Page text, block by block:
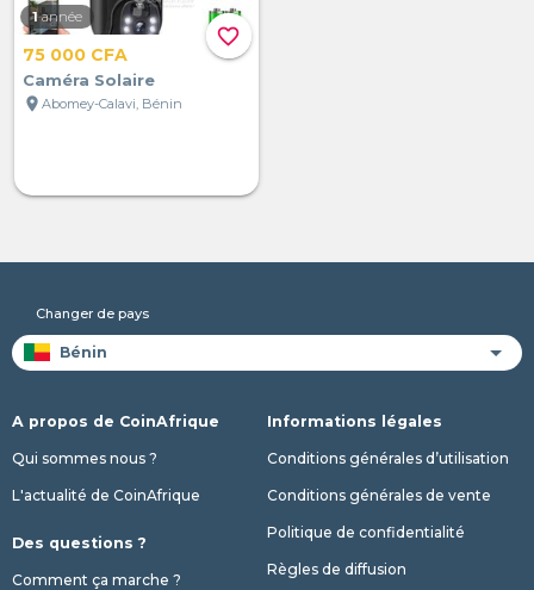
favorite_border
1 année
75 000 CFA
Caméra Solaire
location_on Abomey-Calavi, Bénin
Changer de pays
A propos de CoinAfrique
Qui sommes nous ?
L'actualité de CoinAfrique
Des questions ?
Comment ça marche ?
Informations légales
Conditions générales d’utilisation
Conditions générales de vente
Politique de confidentialité
Règles de diffusion